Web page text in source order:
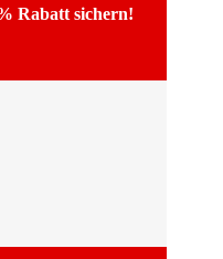
Rabatt sichern!